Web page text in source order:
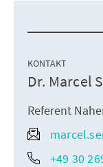
KONTAKT
Dr. Marcel
Referent
+49 30